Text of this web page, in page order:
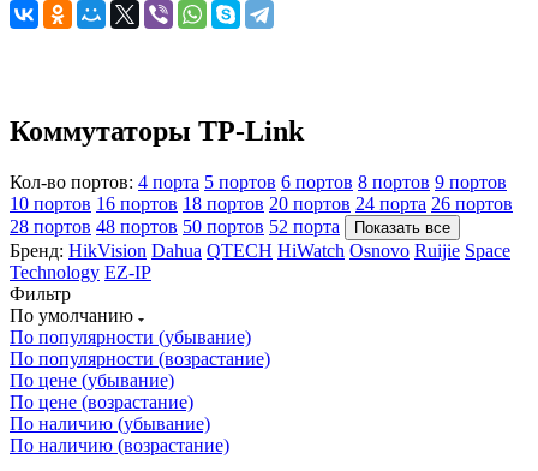
Коммутаторы TP-Link
Кол-во портов: 4 порта 5 портов 6 портов 8 портов 9 портов
10 портов 16 портов 18 портов 20 портов 24 порта 26 портов
28 портов 48 портов 50 портов 52 порта Показать все
Бренд: HikVision Dahua QTECH HiWatch Osnovo Ruijie Space
Technology EZ-IP
Фильтр
По умолчанию
По популярности (убывание)
По популярности (возрастание)
По цене (убывание)
По цене (возрастание)
По наличию (убывание)
По наличию (возрастание)